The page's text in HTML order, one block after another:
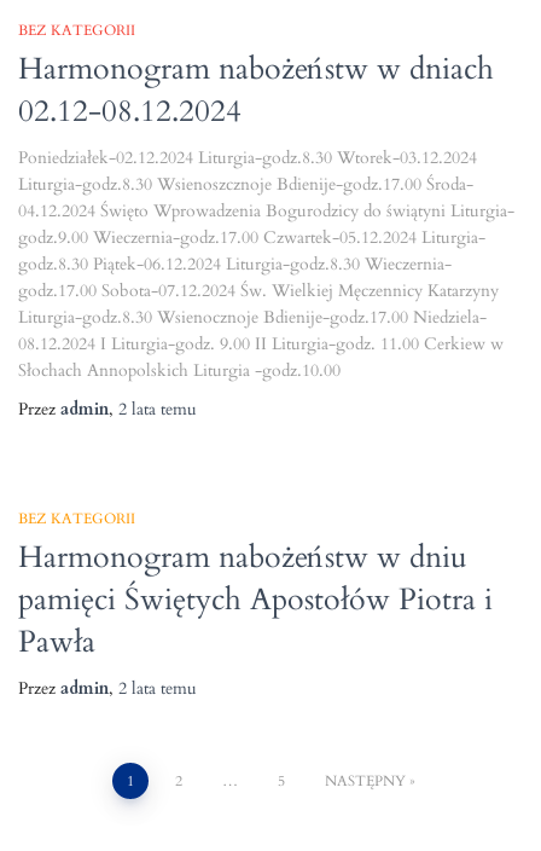
BEZ KATEGORII
Harmonogram nabożeństw w dniach
02.12-08.12.2024
Poniedziałek-02.12.2024 Liturgia-godz.8.30 Wtorek-03.12.2024
Liturgia-godz.8.30 Wsienoszcznoje Bdienije-godz.17.00 Środa-
04.12.2024 Święto Wprowadzenia Bogurodzicy do świątyni Liturgia-
godz.9.00 Wieczernia-godz.17.00 Czwartek-05.12.2024 Liturgia-
godz.8.30 Piątek-06.12.2024 Liturgia-godz.8.30 Wieczernia-
godz.17.00 Sobota-07.12.2024 Św. Wielkiej Męczennicy Katarzyny
Liturgia-godz.8.30 Wsienocznoje Bdienije-godz.17.00 Niedziela-
08.12.2024 I Liturgia-godz. 9.00 II Liturgia-godz. 11.00 Cerkiew w
Słochach Annopolskich Liturgia -godz.10.00
Przez admin, 2 lata temu
BEZ KATEGORII
Harmonogram nabożeństw w dniu
pamięci Świętych Apostołów Piotra i
Pawła
Przez admin, 2 lata temu
Nawigacja
1 2 … 5 NASTĘPNY